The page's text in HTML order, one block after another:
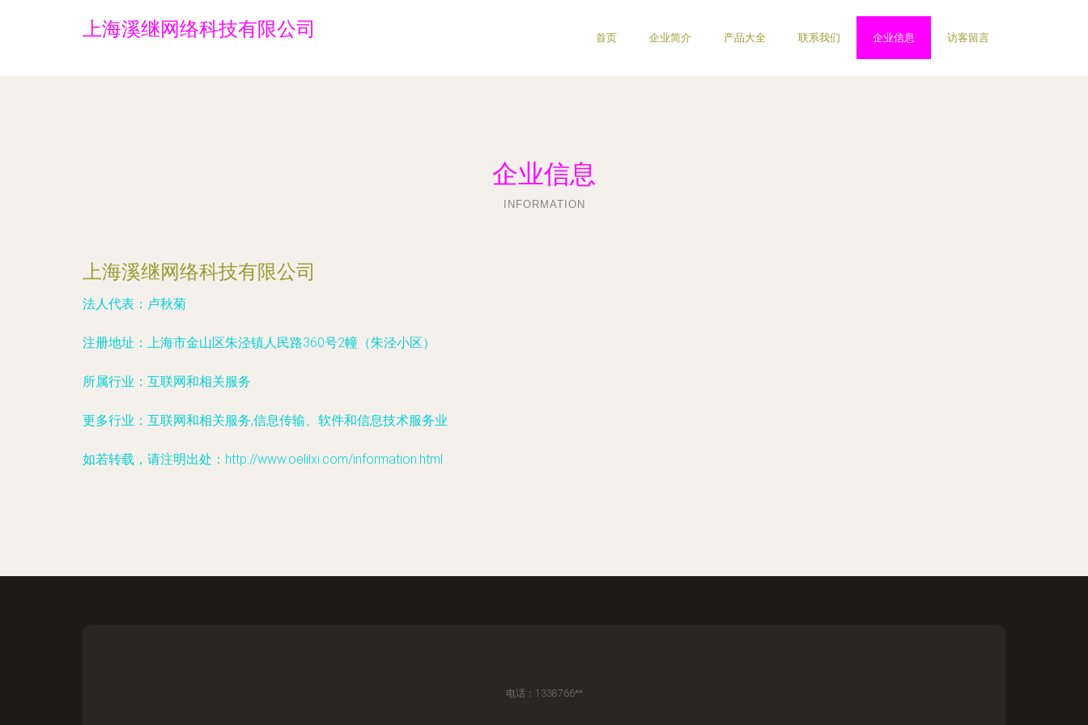
上海溪继网络科技有限公司 首页 企业简介 产品大全 联系我们 企业信息 访客留言
企业信息
INFORMATION
上海溪继网络科技有限公司
法人代表： 卢秋菊
注册地址： 上海市金山区朱泾镇人民路360号2幢（朱泾小区）
所属行业： 互联网和相关服务
更多行业： 互联网和相关服务,信息传输、软件和信息技术服务业
如若转载，请注明出处：http://www.oelilxi.com/information.html
电话：1338766**